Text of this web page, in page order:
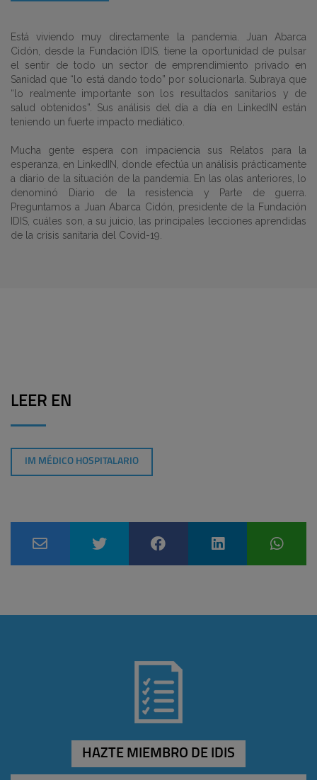
Está viviendo muy directamente la pandemia. Juan Abarca
Cidón, desde la Fundación IDIS, tiene la oportunidad de pulsar
el sentir de todo un sector de emprendimiento privado en
Sanidad que “lo está dando todo” por solucionarla. Subraya que
“lo realmente importante son los resultados sanitarios y de
salud obtenidos”. Sus análisis del día a día en LinkedIN están
teniendo un fuerte impacto mediático.
Mucha gente espera con impaciencia sus Relatos para la
esperanza, en LinkedIN, donde efectúa un análisis prácticamente
a diario de la situación de la pandemia. En las olas anteriores, lo
denominó Diario de la resistencia y Parte de guerra.
Preguntamos a Juan Abarca Cidón, presidente de la Fundación
IDIS, cuáles son, a su juicio, las principales lecciones aprendidas
de la crisis sanitaria del Covid-19.
LEER EN
IM MÉDICO HOSPITALARIO
HAZTE MIEMBRO DE IDIS